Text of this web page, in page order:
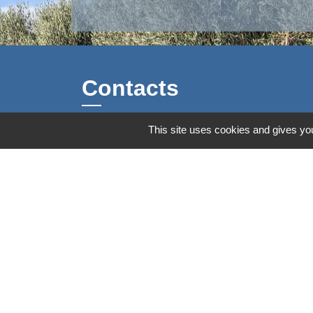
Contacts
Commune d'AubordThis site uses cookies and gives